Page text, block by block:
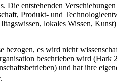
entstehenden
Produkt- und
lokales Wissen,
es wird nicht
beschrieben wird (Hark
und hat ihre